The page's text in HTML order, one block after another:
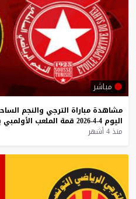
مباشر
مشاهدة مباراة الترجي والنجم
اليوم 4-4-2026 قمة الملعب الأولمبي
منذ 4 أشهر